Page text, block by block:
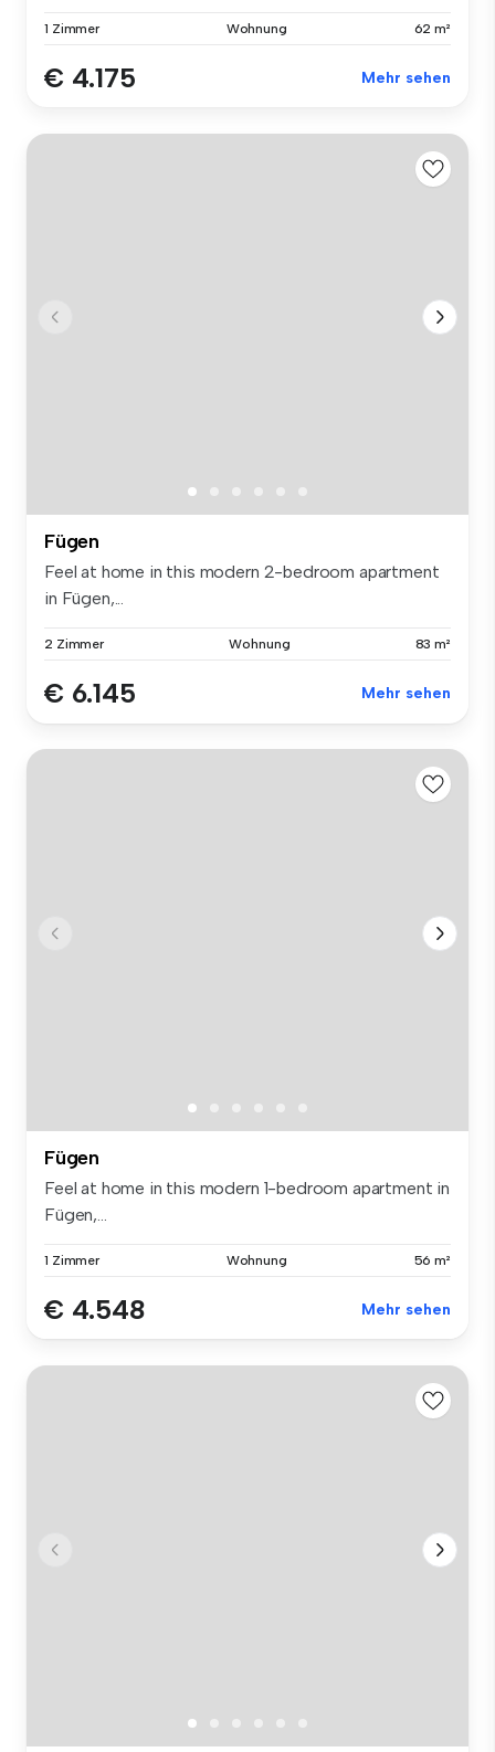
1 Zimmer Wohnung 62 m²
€ 4.175 Mehr sehen
Fügen
Feel at home in this modern 2-bedroom apartment
in Fügen,...
2 Zimmer Wohnung 83 m²
€ 6.145 Mehr sehen
Fügen
Feel at home in this modern 1-bedroom apartment in
Fügen,...
1 Zimmer Wohnung 56 m²
€ 4.548 Mehr sehen